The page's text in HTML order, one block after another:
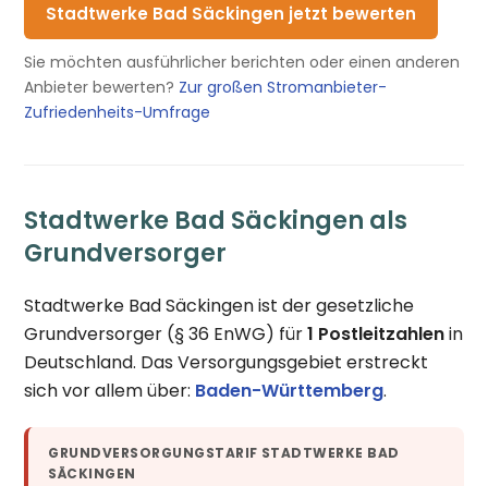
Stadtwerke Bad Säckingen jetzt bewerten
Sie möchten ausführlicher berichten oder einen anderen
Anbieter bewerten? Zur großen Stromanbieter-
Zufriedenheits-Umfrage
Stadtwerke Bad Säckingen als
Grundversorger
Stadtwerke Bad Säckingen ist der gesetzliche
Grundversorger (§ 36 EnWG) für1 Postleitzahlenin
Deutschland. Das Versorgungsgebiet erstreckt
sich vor allem über: Baden-Württemberg.
GRUNDVERSORGUNGSTARIF STADTWERKE BAD
SÄCKINGEN